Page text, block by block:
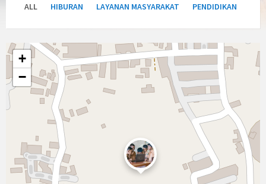
ALL HIBURAN LAYANAN MASYARAKAT PENDIDIKAN
+
−